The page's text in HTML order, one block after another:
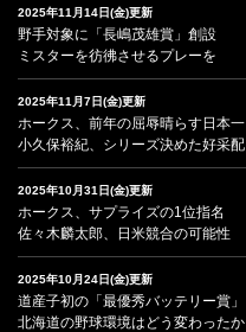
2025年11月14日(金)更新
野手対象に「長嶋茂雄賞」創設
ミスターを彷彿させるプレーを
2025年11月7日(金)更新
ホークス、前年の屈辱晴らす日本一
小久保裕紀、シリーズ決めた好采配
2025年10月31日(金)更新
ホークス、サプライズの1位指名
佐々木麟太郎、日米競合の可能性
2025年10月24日(金)更新
道産子初の「最優秀バッテリー賞」
北海道の野球環境はどう変わったか